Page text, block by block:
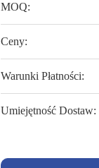
MOQ:
Ceny:
Warunki Płatności:
Umiejętność Dostaw: